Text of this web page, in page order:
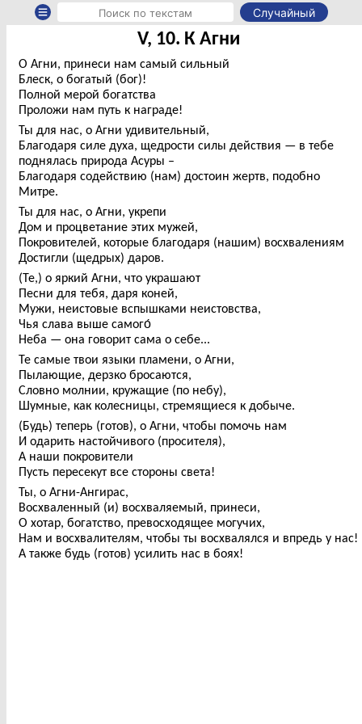
Случайный
V, 10. К Агни
О Агни, принеси нам самый сильный
Блеск, о богатый (бог)!
Полной мерой богатства
Проложи нам путь к награде!
Ты для нас, о Агни удивительный,
Благодаря силе духа, щедрости силы действия — в тебе
поднялась природа Асуры –
Благодаря содействию (нам) достоин жертв, подобно
Митре.
Ты для нас, о Агни, укрепи
Дом и процветание этих мужей,
Покровителей, которые благодаря (нашим) восхвалениям
Достигли (щедрых) даров.
(Те,) о яркий Агни, что украшают
Песни для тебя, даря коней,
Мужи, неистовые вспышками неистовства,
Чья слава выше самого́
Неба — она говорит сама о себе...
Те самые твои языки пламени, о Агни,
Пылающие, дерзко бросаются,
Словно молнии, кружащие (по небу),
Шумные, как колесницы, стремящиеся к добыче.
(Будь) теперь (готов), о Агни, чтобы помочь нам
И одарить настойчивого (просителя),
А наши покровители
Пусть пересекут все стороны света!
Ты, о Агни-Ангирас,
Восхваленный (и) восхваляемый, принеси,
О хотар, богатство, превосходящее могучих,
Нам и восхвалителям, чтобы ты восхвалялся и впредь у нас!
А также будь (готов) усилить нас в боях!